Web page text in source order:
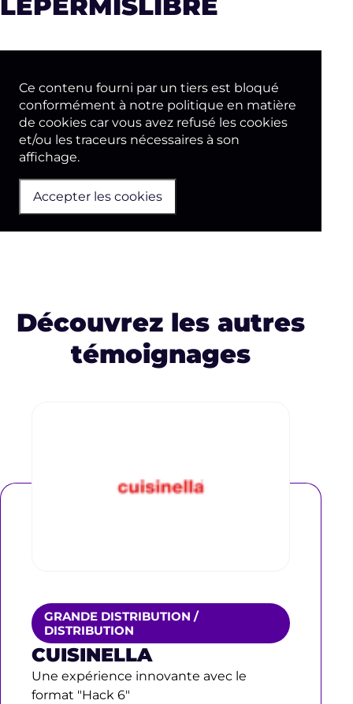
Ce contenu fourni par un tiers est bloqué
conformément à notre politique en matière
de cookies car vous avez refusé les cookies
et/ou les traceurs nécessaires à son
affichage.
Accepter les cookies
Découvrez les autres
témoignages
GRANDE DISTRIBUTION /
DISTRIBUTION
CUISINELLA
Une expérience innovante avec le
format "Hack 6"